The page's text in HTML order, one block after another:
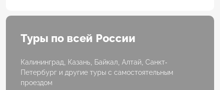
Туры по всей России
Калининград, Казань, Байкал, Алтай, Санкт-
Петербург и другие туры с самостоятельным
проездом